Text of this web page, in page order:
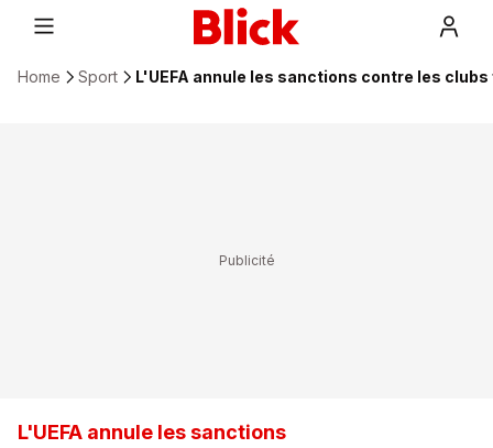
Home Sport L'UEFA annule les sanctions contre les
L'UEFA annule les sanctions